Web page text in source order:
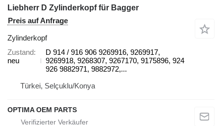
Liebherr D Zylinderkopf für Bagger
Preis auf Anfrage
Zylinderkopf
Zustand
neu
D 914 / 916 906 9269916, 9269917,
9269918, 9268307, 9267170, 9175896, 924
926 9882971, 9882972,...
Türkei, Selçuklu/Konya
OPTIMA OEM PARTS